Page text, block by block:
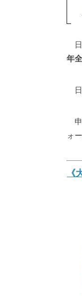
日
年
日
申
ォ
《